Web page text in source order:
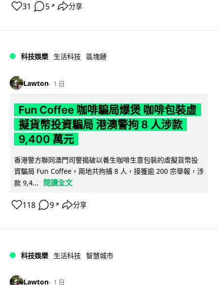
31 5 ↗ 分享
科技娛樂 生活科技 區塊鏈
Lawton 1 日
Fun Coffee 咖啡騙局爆煲 咖啡包裝虛
擬貨幣投資騙局 港澳警拘 8 人涉款
9,400 萬元
香港警方聯同澳門司警搗破以養生咖啡生意包裝的虛擬貨幣投
資騙局 Fun Coffee，兩地共拘捕 8 人，接獲逾 200 宗舉報，涉
款 9,4...
閱讀全文
118 9 ↗ 分享
科技娛樂 生活科技 智慧城市
Lawton 1 日